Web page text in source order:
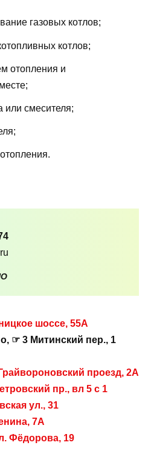
газовых котлов;
котлов;
отопления и
или смесителя;
шоссе, 55А
☞ 3 Митинский пер., 1
проезд, 2А
пр., вл 5 с 1
ул., 31
7А
Фёдорова, 19